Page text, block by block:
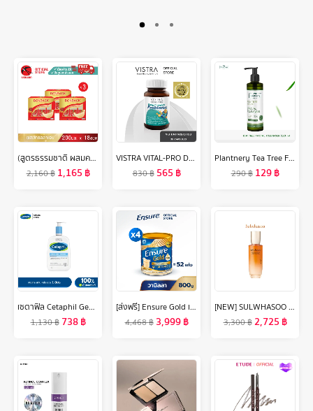
(สูตรธรรมชาติ ผสมคอลลาเจน 200 มล. 3 แพค) บอนแบค ชุดเครื่องดื่มรังนกสำเร็จรูปผสมคอลลาเจน Bonback รังนกบอนแบค รังนก ของขวัญ ปีใหม่
2,160฿ 1,165 ฿
VISTRA VITAL-PRO Daily Complete Probiotics ( 30 Capsules) วิสทร้า ไวเทิล-โปร เดลี่ คอมพลีท โพรไบโอติกส์ ( 30 แคปซูล )
830฿ 565 ฿
Plantnery Tea Tree Facial Cleanser 250 ml
290฿ 129฿
เซตาฟิล Cetaphil Gentle Skin Cleanser เจลทำความสะอาดผิวหน้าและผิวกาย สำหรับผิวบอบบาง แพ้ง่าย และทุกสภาพผิว 1 Litre.
1,130฿ 738฿
[ส่งฟรี] Ensure Gold เอนชัวร์ โกลด์ กลิ่นวานิลลา 800g 4 กระป๋อง Ensure Gold Vanilla 800g x4
4,468฿ 3,999฿
[NEW] SULWHASOO Concentrated Ginseng Rejuvenating Emulsion 125ml. โซลวาซู อิมัลชั่นโสมเกาหลีช่วยลดเลือนริ้วรอย เพิ่มความยืดหยุ่น ฟื้นฟูผิว อิมัลชั่นซัลวาซู (ปรับสูตรใหม่)
3,300฿2,725 ฿